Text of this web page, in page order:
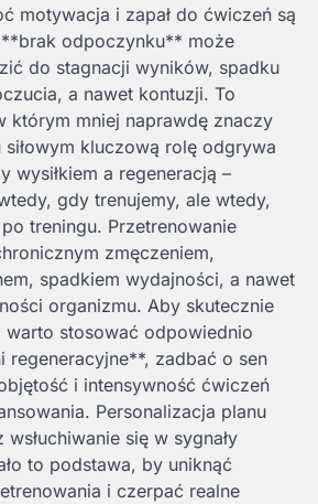
motywacja i zapał do ćwiczeń są
**brak odpoczynku** może
do stagnacji wyników, spadku
a nawet kontuzji. To
którym mniej naprawdę znaczy
kluczową rolę odgrywa
wysiłkiem a regeneracją –
gdy trenujemy, ale wtedy,
treningu. Przetrenowanie
zmęczeniem,
spadkiem wydajności, a nawet
organizmu. Aby skutecznie
warto stosować odpowiednio
regeneracyjne**, zadbać o sen
i intensywność ćwiczeń
Personalizacja planu
się w sygnały
to podstawa, by uniknąć
i czerpać realne